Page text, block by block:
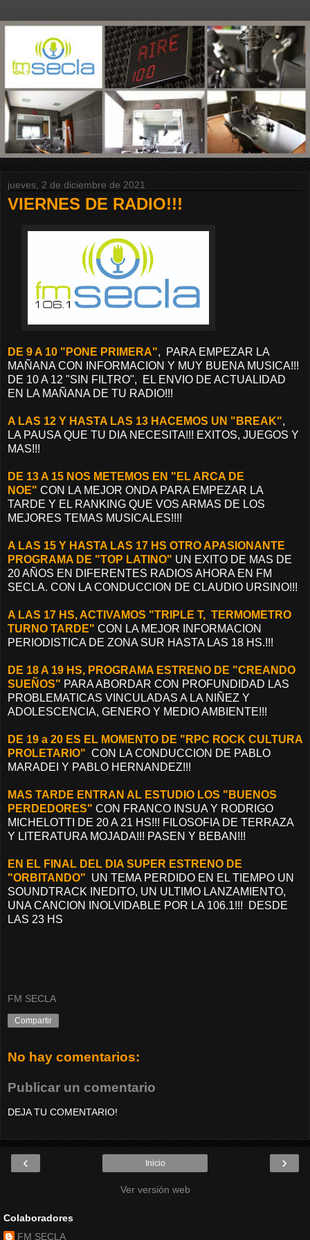
jueves, 2 de diciembre de 2021
VIERNES DE RADIO!!!
DE 9 A 10 "PONE PRIMERA", PARA EMPEZAR LA
MAÑANA CON INFORMACION Y MUY BUENA MUSICA!!!
DE 10 A 12 "SIN FILTRO", EL ENVIO DE ACTUALIDAD
EN LA MAÑANA DE TU RADIO!!!
A LAS 12 Y HASTA LAS 13 HACEMOS UN "BREAK",
LA PAUSA QUE TU DIA NECESITA!!! EXITOS, JUEGOS Y
MAS!!!
DE 13 A 15 NOS METEMOS EN "EL ARCA DE
NOE" CON LA MEJOR ONDA PARA EMPEZAR LA
TARDE Y EL RANKING QUE VOS ARMAS DE LOS
MEJORES TEMAS MUSICALES!!!!
A LAS 15 Y HASTA LAS 17 HS OTRO APASIONANTE
PROGRAMA DE "TOP LATINO" UN EXITO DE MAS DE
20 AÑOS EN DIFERENTES RADIOS AHORA EN FM
SECLA. CON LA CONDUCCION DE CLAUDIO URSINO!!!
A LAS 17 HS, ACTIVAMOS "TRIPLE T, TERMOMETRO
TURNO TARDE" CON LA MEJOR INFORMACION
PERIODISTICA DE ZONA SUR HASTA LAS 18 HS.!!!
DE 18 A 19 HS, PROGRAMA ESTRENO DE "CREANDO
SUEÑOS" PARA ABORDAR CON PROFUNDIDAD LAS
PROBLEMATICAS VINCULADAS A LA NIÑEZ Y
ADOLESCENCIA, GENERO Y MEDIO AMBIENTE!!!
DE 19 a 20 ES EL MOMENTO DE "RPC ROCK CULTURA
PROLETARIO" CON LA CONDUCCION DE PABLO
MARADEI Y PABLO HERNANDEZ!!!
MAS TARDE ENTRAN AL ESTUDIO LOS "BUENOS
PERDEDORES" CON FRANCO INSUA Y RODRIGO
MICHELOTTI DE 20 A 21 HS!!! FILOSOFIA DE TERRAZA
Y LITERATURA MOJADA!!! PASEN Y BEBAN!!!
EN EL FINAL DEL DIA SUPER ESTRENO DE
"ORBITANDO" UN TEMA PERDIDO EN EL TIEMPO UN
SOUNDTRACK INEDITO, UN ULTIMO LANZAMIENTO,
UNA CANCION INOLVIDABLE POR LA 106.1!!! DESDE
LAS 23 HS
FM SECLA
Compartir
No hay comentarios:
Publicar un comentario
DEJA TU COMENTARIO!
‹ ›
Inicio
Ver versión web
Colaboradores
FM SECLA